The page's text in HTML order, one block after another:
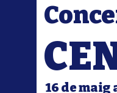
16 de maig